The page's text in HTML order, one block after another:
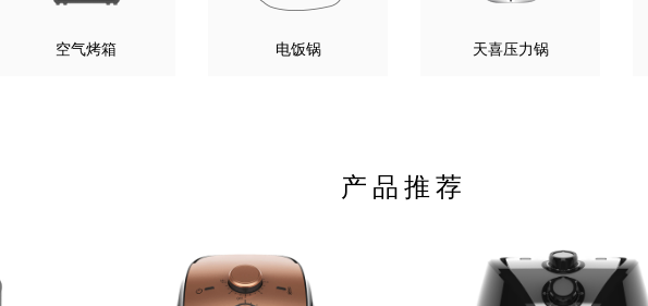
空气烤箱 电饭锅 天喜压力锅
产品推荐